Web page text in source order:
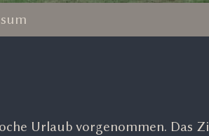
Urlaub vorgenommen. Das